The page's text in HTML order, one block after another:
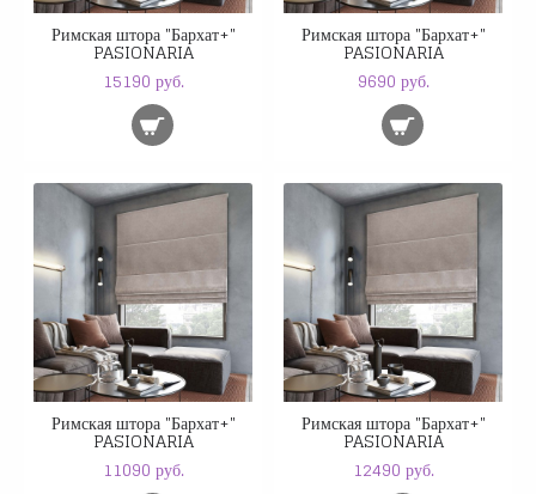
Римская штора "Бархат+"
PASIONARIA
15190 руб.
Римская штора "Бархат+"
PASIONARIA
9690 руб.
Римская штора "Бархат+"
PASIONARIA
11090 руб.
Римская штора "Бархат+"
PASIONARIA
12490 руб.